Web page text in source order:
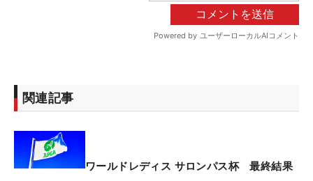
関連記事
ワールドレディス サロンパス杯 最終結果